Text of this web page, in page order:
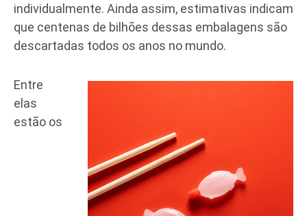
individualmente. Ainda assim, estimativas indicam
que centenas de bilhões dessas embalagens são
descartadas todos os anos no mundo.
Entre
elas
estão os